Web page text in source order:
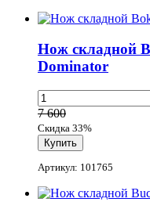
Нож складной
Dominator
7 600
Скидка 33%
Артикул: 101765